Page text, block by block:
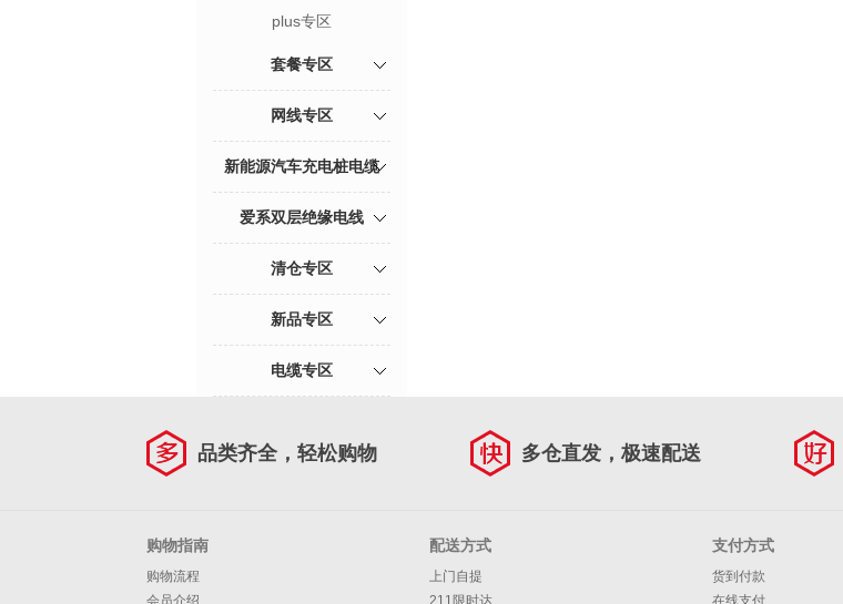
plus专区
套餐专区
网线专区
新能源汽车充电桩电缆
爱系双层绝缘电线
清仓专区
新品专区
电缆专区
品类齐全，轻松购物 多仓直发，极速配送
购物指南
购物流程
会员介绍
配送方式
上门自提
211限时达
支付方式
货到付款
在线支付